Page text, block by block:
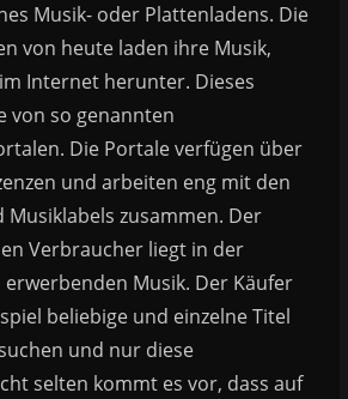
Musik- oder Plattenladens. Die
von heute laden ihre Musik,
Internet herunter. Dieses
von so genannten
Die Portale verfügen über
und arbeiten eng mit den
zusammen. Der
Verbraucher liegt in der
erwerbenden Musik. Der Käufer
beliebige und einzelne Titel
und nur diese
selten kommt es vor, dass auf